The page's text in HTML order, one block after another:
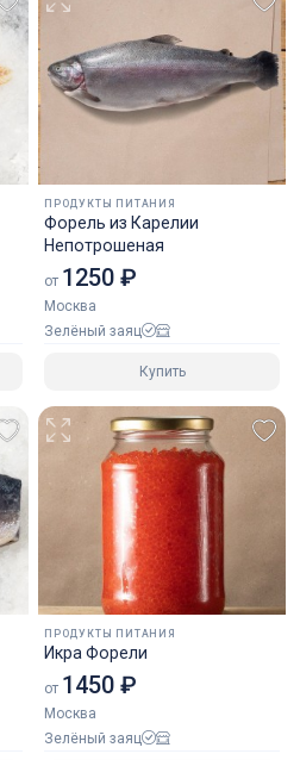
ПРОДУКТЫ ПИТАНИЯ
Форель из Карелии
Непотрошеная
от 1250 ₽
Москва
Зелёный заяц
Купить
ПРОДУКТЫ ПИТАНИЯ
Икра Форели
от 1450 ₽
Москва
Зелёный заяц